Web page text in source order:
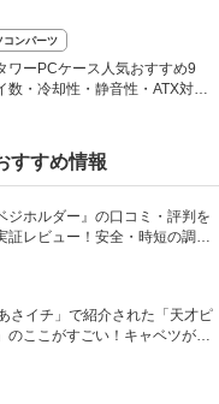
コンパーツ
ワーPCケース人気おすすめ9
数・冷却性・静音性・ATX対応
すすめ情報
ジホルダー』の口コミ・評判を
証レビュー！安全・時短の調理
さイチ」で紹介された「天才ピ
のここがすごい！キャベツがほ